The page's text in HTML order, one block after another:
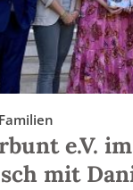
e.V. im
mit